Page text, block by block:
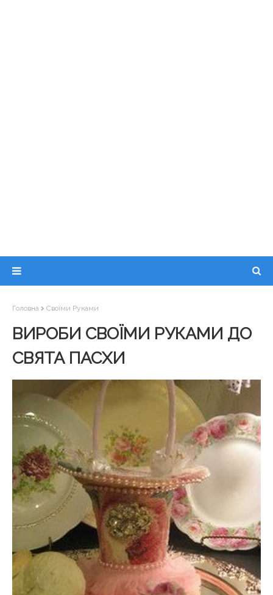
Головна Своїми Руками
ВИРОБИ СВОЇМИ РУКАМИ ДО
СВЯТА ПАСХИ